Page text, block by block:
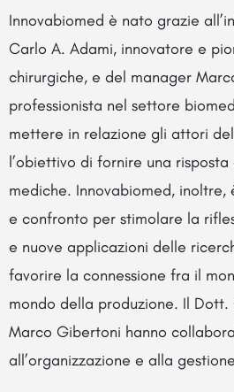
Innovabiomed è nato grazie
Carlo A. Adami, innovatore e
chirurgiche, e del manager
professionista nel settore
mettere in relazione gli attori
l’obiettivo di fornire una
mediche. Innovabiomed, inoltre,
e confronto per stimolare la
e nuove applicazioni delle
favorire la connessione fra il
mondo della produzione. Il
Marco Gibertoni hanno
all’organizzazione e alla